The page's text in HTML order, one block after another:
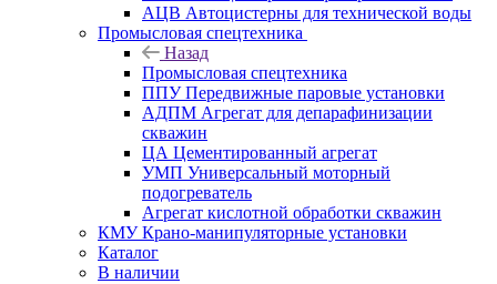
АЦВ Автоцистерны для технической воды
Промысловая спецтехника
Назад
Промысловая спецтехника
ППУ Передвижные паровые установки
АДПМ Агрегат для депарафинизации
скважин
ЦА Цементированный агрегат
УМП Универсальный моторный
подогреватель
Агрегат кислотной обработки скважин
КМУ Крано-манипуляторные установки
Каталог
В наличии